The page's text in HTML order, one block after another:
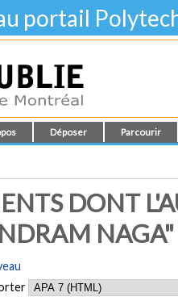
portail
Déposer Parcourir
DONT
NAGA"